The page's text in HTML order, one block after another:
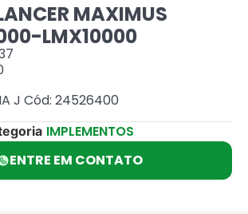
MAXIMUS
LMX10000
J Cód: 24526400
IMPLEMENTOS
ENTRE EM CONTATO